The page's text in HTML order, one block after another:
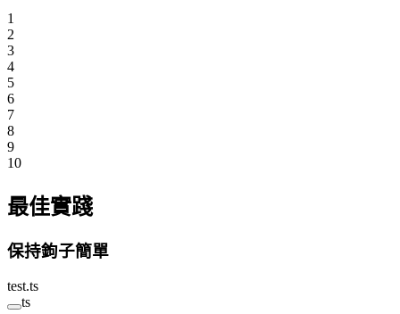
1
2
3
4
5
6
7
8
9
10
最佳實踐
保持鉤子簡單
test.ts
ts